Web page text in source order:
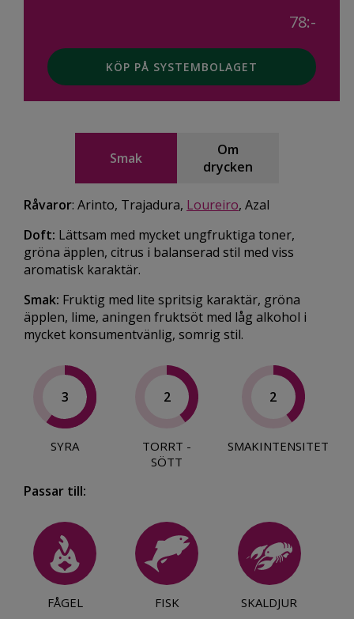
78:-
KÖP PÅ SYSTEMBOLAGET
Smak
Om
drycken
Råvaror: Arinto, Trajadura, Loureiro, Azal
Doft: Lättsam med mycket ungfruktiga toner,
gröna äpplen, citrus i balanserad stil med viss
aromatisk karaktär.
Smak: Fruktig med lite spritsig karaktär, gröna
äpplen, lime, aningen fruktsöt med låg alkohol i
mycket konsumentvänlig, somrig stil.
3
SYRA
2
TORRT -
SÖTT
2
SMAKINTENSITET
Passar till:
FÅGEL FISK SKALDJUR